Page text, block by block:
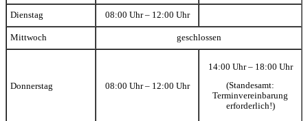
Dienstag 08:00 Uhr – 12:00 Uhr
Mittwoch geschlossen
Donnerstag 08:00 Uhr – 12:00 Uhr
14:00 Uhr – 18:00 Uhr
(Standesamt:
Terminvereinbarung
erforderlich!)